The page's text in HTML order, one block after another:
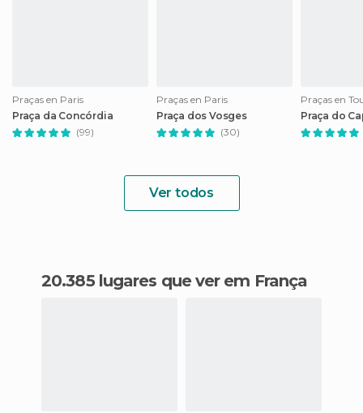
Praças en Paris
Praça da Concórdia
(99)
Praças en Paris
Praça dos Vosges
(30)
Praças en
Praça do
Ver todos
20.385 lugares que ver em França